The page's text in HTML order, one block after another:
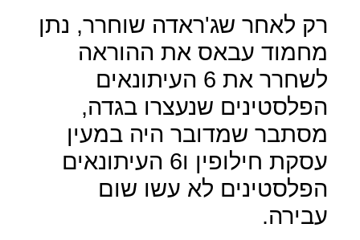
רק לאחר שג'ראדה שוחרר, נתן
מחמוד עבאס את ההוראה
לשחרר את 6 העיתונאים
הפלסטינים שנעצרו בגדה,
מסתבר שמדובר היה במעין
עסקת חילופין ו6 העיתונאים
הפלסטינים לא עשו שום
עבירה.